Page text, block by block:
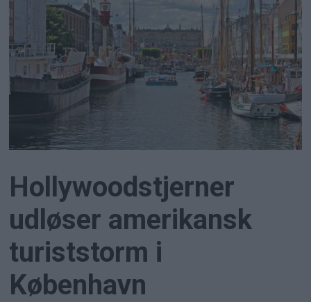
Hollywoodstjerner
udløser amerikansk
turiststorm i
København